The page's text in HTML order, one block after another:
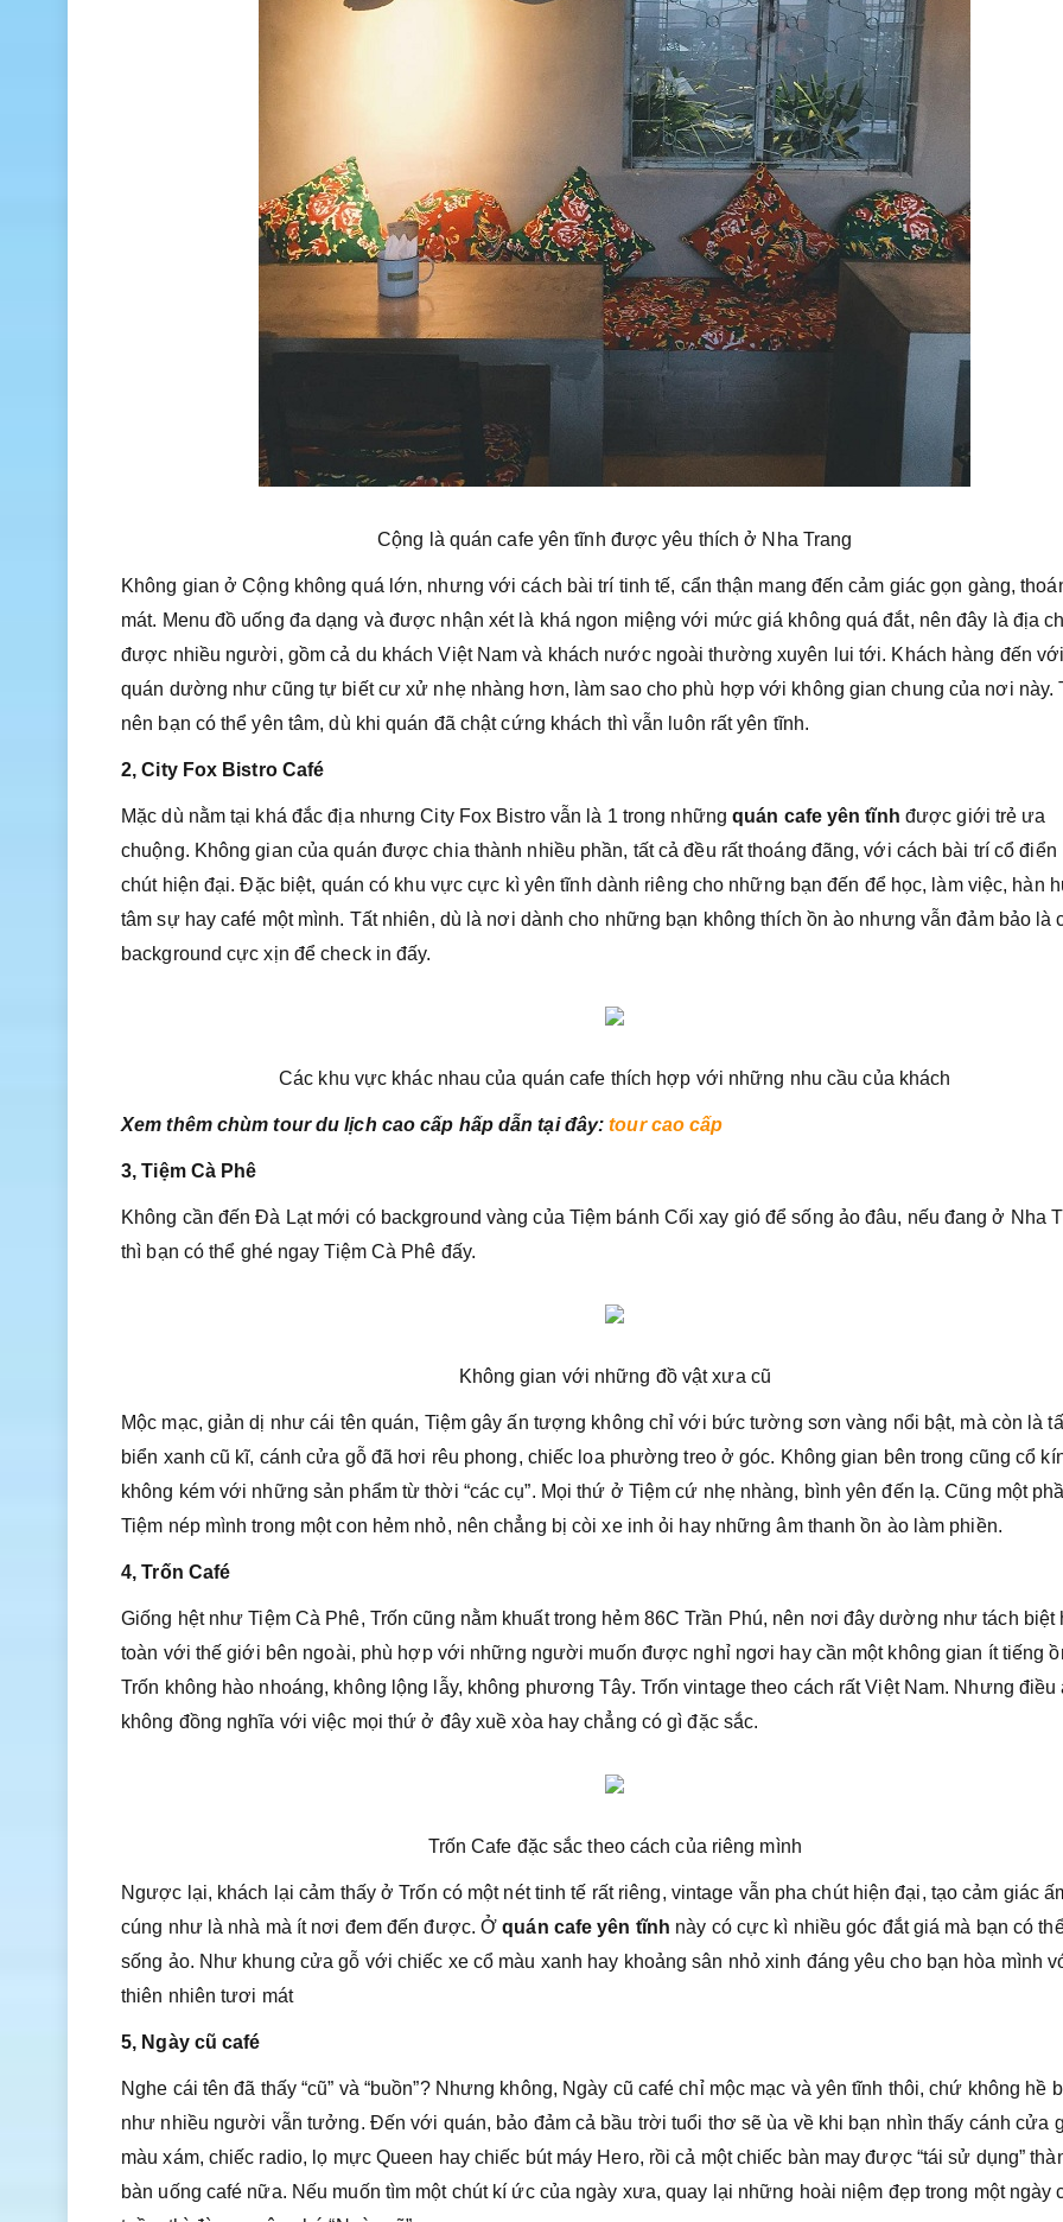
Cộng là quán cafe yên tĩnh được yêu thích ở Nha Trang
Không gian ở Cộng không quá lớn, nhưng với cách bài trí tinh tế, cẩn thận mang đến cảm giác gọn gàng,
mát. Menu đồ uống đa dạng và được nhận xét là khá ngon miệng với mức giá không quá đắt, nên đây là địa
được nhiều người, gồm cả du khách Việt Nam và khách nước ngoài thường xuyên lui tới. Khách hàng đến
quán dường như cũng tự biết cư xử nhẹ nhàng hơn, làm sao cho phù hợp với không gian chung của nơi này.
nên bạn có thể yên tâm, dù khi quán đã chật cứng khách thì vẫn luôn rất yên tĩnh.
2, City Fox Bistro Café
Mặc dù nằm tại khá đắc địa nhưng City Fox Bistro vẫn là 1 trong những quán cafe yên tĩnh được giới trẻ ưa
chuộng. Không gian của quán được chia thành nhiều phần, tất cả đều rất thoáng đãng, với cách bài trí cổ điển
chút hiện đại. Đặc biệt, quán có khu vực cực kì yên tĩnh dành riêng cho những bạn đến để học, làm việc, hàn
tâm sự hay café một mình. Tất nhiên, dù là nơi dành cho những bạn không thích ồn ào nhưng vẫn đảm bảo là
background cực xịn để check in đấy.
Các khu vực khác nhau của quán cafe thích hợp với những nhu cầu của khách
Xem thêm chùm tour du lịch cao cấp hấp dẫn tại đây:tour cao cấp
3, Tiệm Cà Phê
Không cần đến Đà Lạt mới có background vàng của Tiệm bánh Cối xay gió để sống ảo đâu, nếu đang ở Nha
thì bạn có thể ghé ngay Tiệm Cà Phê đấy.
Không gian với những đồ vật xưa cũ
Mộc mạc, giản dị như cái tên quán, Tiệm gây ấn tượng không chỉ với bức tường sơn vàng nổi bật, mà còn là
biển xanh cũ kĩ, cánh cửa gỗ đã hơi rêu phong, chiếc loa phường treo ở góc. Không gian bên trong cũng cổ
không kém với những sản phẩm từ thời “các cụ”. Mọi thứ ở Tiệm cứ nhẹ nhàng, bình yên đến lạ. Cũng một
Tiệm nép mình trong một con hẻm nhỏ, nên chẳng bị còi xe inh ỏi hay những âm thanh ồn ào làm phiền.
4, Trốn Café
Giống hệt như Tiệm Cà Phê, Trốn cũng nằm khuất trong hẻm 86C Trần Phú, nên nơi đây dường như tách biệt
toàn với thế giới bên ngoài, phù hợp với những người muốn được nghỉ ngơi hay cần một không gian ít tiếng
Trốn không hào nhoáng, không lộng lẫy, không phương Tây. Trốn vintage theo cách rất Việt Nam. Nhưng điều
không đồng nghĩa với việc mọi thứ ở đây xuề xòa hay chẳng có gì đặc sắc.
Trốn Cafe đặc sắc theo cách của riêng mình
Ngược lại, khách lại cảm thấy ở Trốn có một nét tinh tế rất riêng, vintage vẫn pha chút hiện đại, tạo cảm giác
cúng như là nhà mà ít nơi đem đến được. Ởquán cafe yên tĩnh này có cực kì nhiều góc đắt giá mà bạn có
sống ảo. Như khung cửa gỗ với chiếc xe cổ màu xanh hay khoảng sân nhỏ xinh đáng yêu cho bạn hòa mình
thiên nhiên tươi mát
5, Ngày cũ café
Nghe cái tên đã thấy “cũ” và “buồn”? Nhưng không, Ngày cũ café chỉ mộc mạc và yên tĩnh thôi, chứ không hề
như nhiều người vẫn tưởng. Đến với quán, bảo đảm cả bầu trời tuổi thơ sẽ ùa về khi bạn nhìn thấy cánh cửa
màu xám, chiếc radio, lọ mực Queen hay chiếc bút máy Hero, rồi cả một chiếc bàn may được “tái sử dụng”
bàn uống café nữa. Nếu muốn tìm một chút kí ức của ngày xưa, quay lại những hoài niệm đẹp trong một ngày